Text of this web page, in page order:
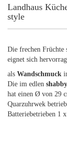
Landhaus
style
Die frechen Früchte
eignet sich
als Wandschmuck
Die im edlen
hat einen Ø von 29
Quarzuhrwek
Batteriebetrieben 1